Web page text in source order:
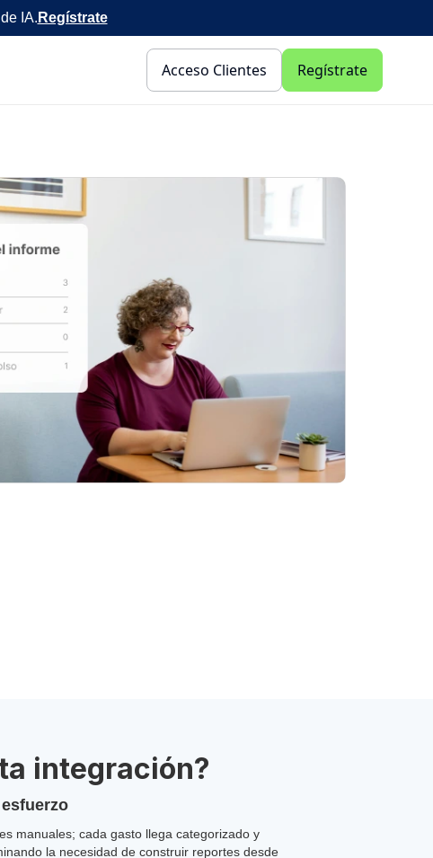
IA. Regístrate
Acceso Clientes Regístrate
integración?
manuales; cada gasto llega categorizado y
la necesidad de construir reportes desde